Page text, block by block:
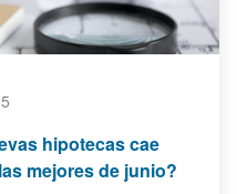
hipotecas cae
mejores de junio?